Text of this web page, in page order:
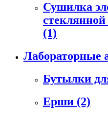
Сушилка
(1)
Лабораторные
Бутылки
Ерши (2)